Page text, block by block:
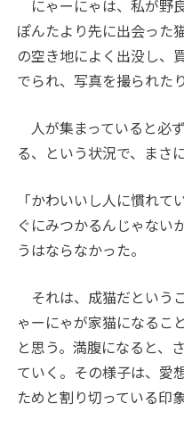
にゃーにゃは、私が野
ぽんたより先に出会った
の空き地によく出没し、
でられ、写真を撮られた
人が集まっていると必
る、という状況で、まさ
「かわいいし人に慣れ
ぐにみつかるんじゃない
うはならなかった。
それは、成猫だという
ゃーにゃが家猫になるこ
と思う。満腹になると、
ていく。その様子は、愛
ためと割り切っている印